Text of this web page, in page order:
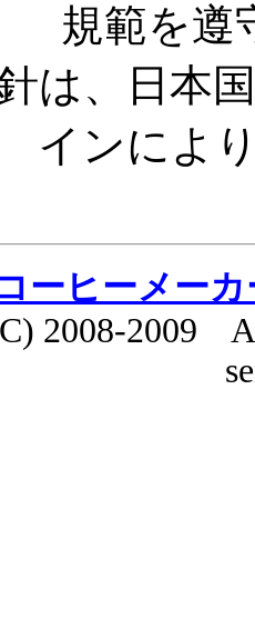
規範を遵
は、日本
インによ
ーヒーメー
2008-2009